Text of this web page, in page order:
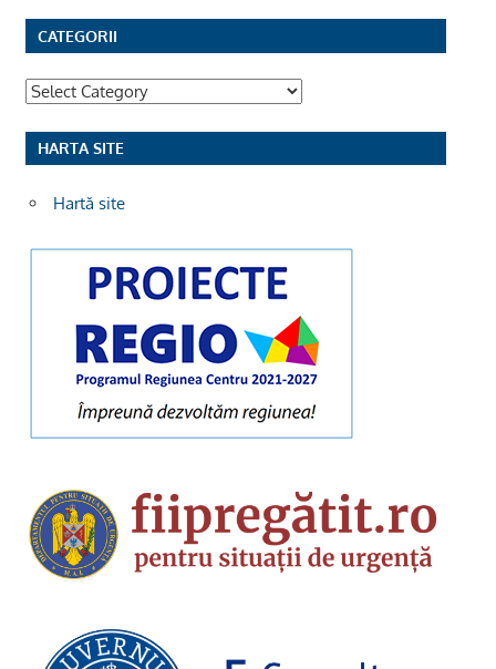
CATEGORII
Categorii
HARTA SITE
Hartă site